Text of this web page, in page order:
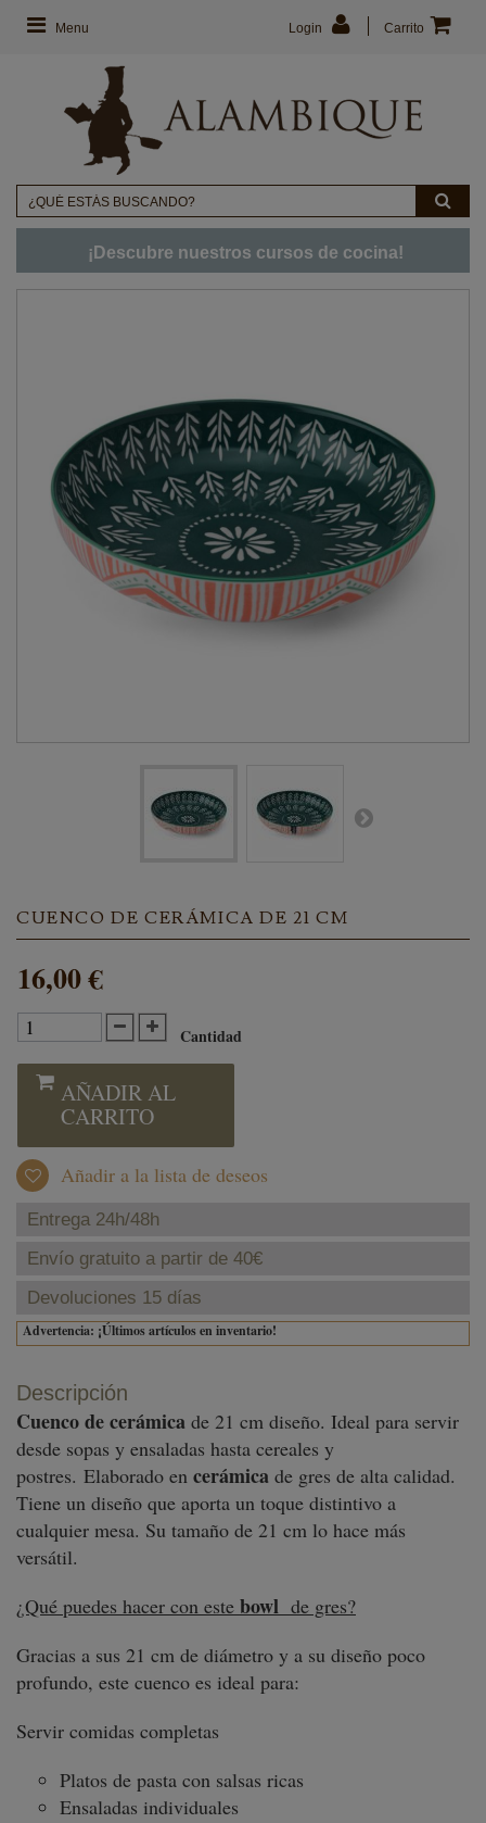
Menu Carrito
Login
¡Descubre nuestros cursos de cocina!
CUENCO DE CERÁMICA DE 21 CM
16,00 €
Cantidad
AÑADIR AL
CARRITO
Añadir a la lista de deseos
Entrega 24h/48h
Envío gratuito a partir de 40€
Devoluciones 15 días
Advertencia: ¡Últimos artículos en inventario!
Descripción
Cuenco de cerámica de 21 cm diseño. Ideal para servir
desde sopas y ensaladas hasta cereales y
postres. Elaborado en cerámica de gres de alta calidad.
Tiene un diseño que aporta un toque distintivo a
cualquier mesa. Su tamaño de 21 cm lo hace más
versátil.
¿Qué puedes hacer con este bowl de gres?
Gracias a sus 21 cm de diámetro y a su diseño poco
profundo, este cuenco es ideal para:
Servir comidas completas
Platos de pasta con salsas ricas
Ensaladas individuales